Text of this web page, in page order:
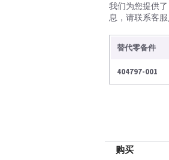
我们为您提供
息，请联系客服
替代零备件
404797-001
购买